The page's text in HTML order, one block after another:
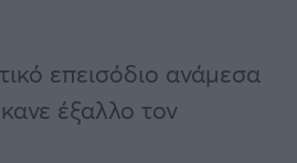
επεισόδιο ανάμεσα
έξαλλο τον